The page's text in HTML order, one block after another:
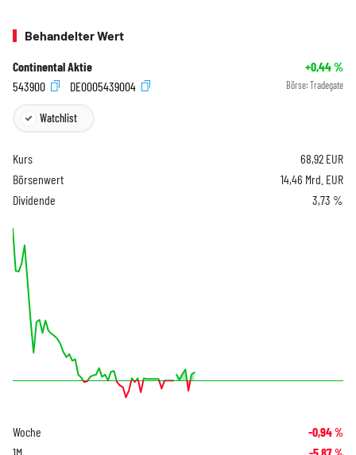
Behandelter Wert
Continental Aktie +0,44%
543900
DE0005439004 Börse: Tradegate
Watchlist
Kurs 68,92 EUR
Börsenwert
14,46 Mrd. EUR
Dividende
3,73 %
Woche -0,94%